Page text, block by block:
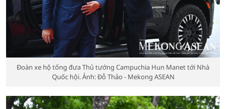
Đoàn xe hộ tống đưa Thủ tướng Campuchia Hun Manet tới Nhà
Quốc hội. Ảnh: Đỗ Thảo - Mekong ASEAN